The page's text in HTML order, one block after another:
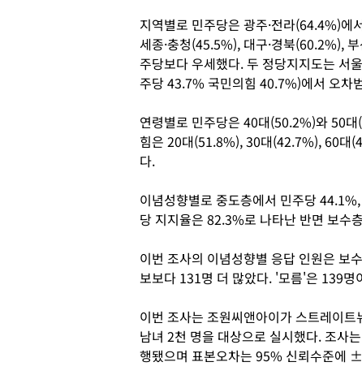
지역별로 민주당은 광주·전라(64.4%)에
세종·충청(45.5%), 대구·경북(60.2%),
주당보다 우세했다. 두 정당지지도는 서
주당 43.7% 국민의힘 40.7%)에서 오차
연령별로 민주당은 40대(50.2%)와 50
힘은 20대(51.8%), 30대(42.7%), 60대
다.
이념성향별로 중도층에서 민주당
당 지지율은 82.3%로 나타난 반면 보수
이번 조사의 이념성향별 응답 인원은 보
보보다 131명 더 많았다. '모름'은 139명
이번 조사는 조원씨앤아이가 스트레이
남녀 2천 명을 대상으로 실시했다. 조사
행됐으며 표본오차는 95% 신뢰수준에